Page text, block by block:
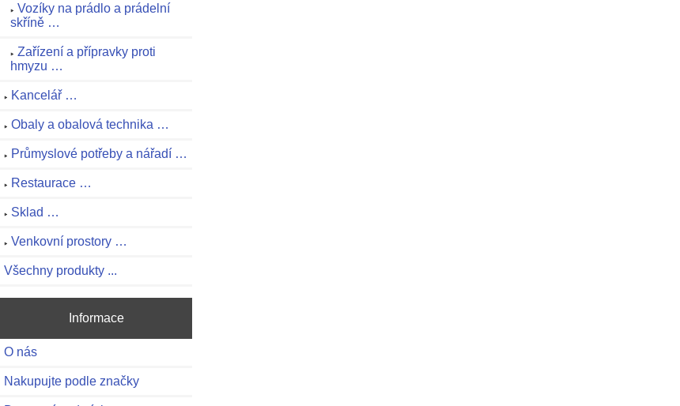
Vozíky na prádlo a prádelní
skříně …
Zařízení a přípravky proti
hmyzu …
Kancelář …
Obaly a obalová technika …
Průmyslové potřeby a nářadí …
Restaurace …
Sklad …
Venkovní prostory …
Všechny produkty ...
Informace
O nás
Nakupujte podle značky